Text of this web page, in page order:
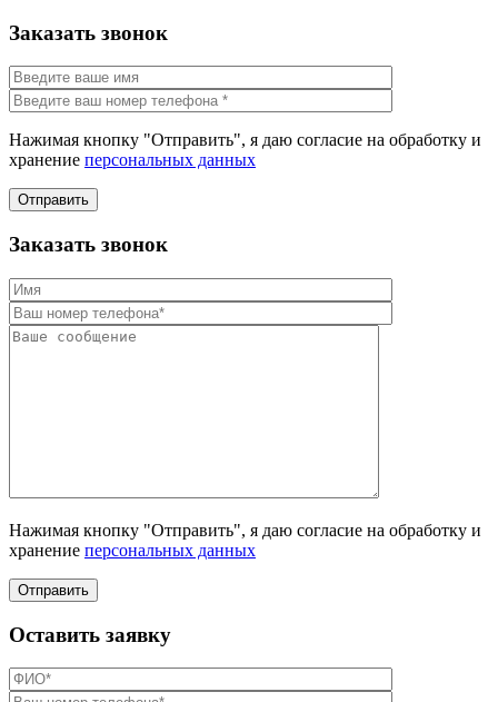
Заказать звонок
Нажимая кнопку "Отправить", я даю согласие на обработку и
хранение персональных данных
Отправить
Заказать звонок
Нажимая кнопку "Отправить", я даю согласие на обработку и
хранение персональных данных
Отправить
Оставить заявку